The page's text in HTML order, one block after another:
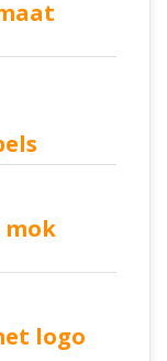
mok
logo